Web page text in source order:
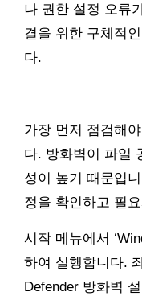
나 권한 설정 오류
결을 위한 구체적
다.
가장 먼저 점검해
다. 방화벽이 파일
성이 높기 때문입
정을 확인하고 필
시작 메뉴에서
하여 실행합니다.
Defender 방화벽